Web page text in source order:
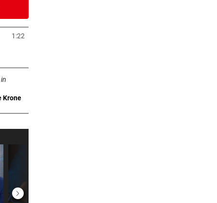
in
Stunden
an
Stunden
1:22
Tab öffnen
neuem Tab öffnen
Krone